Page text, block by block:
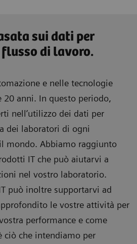
sui dati per
di lavoro.
e nelle tecnologie
anni. In questo periodo,
nell’utilizzo dei dati per
dei laboratori di ogni
mondo. Abbiamo raggiunto
IT che può aiutarvi a
nel vostro laboratorio.
può inoltre supportarvi ad
le vostre attività per
performance e come
ciò che intendiamo per